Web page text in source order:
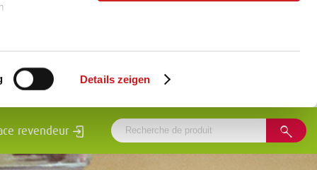
Details zeigen
revendeur